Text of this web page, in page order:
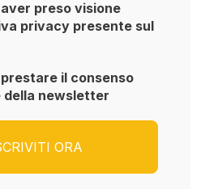
preso visione
privacy presente sul
il consenso
della newsletter